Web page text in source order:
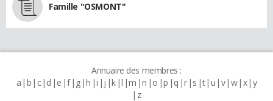
Famille "OSMONT"
Annuaire des membres :
a b c d e f g h i j k l m n o p q r s t u v w x y
z